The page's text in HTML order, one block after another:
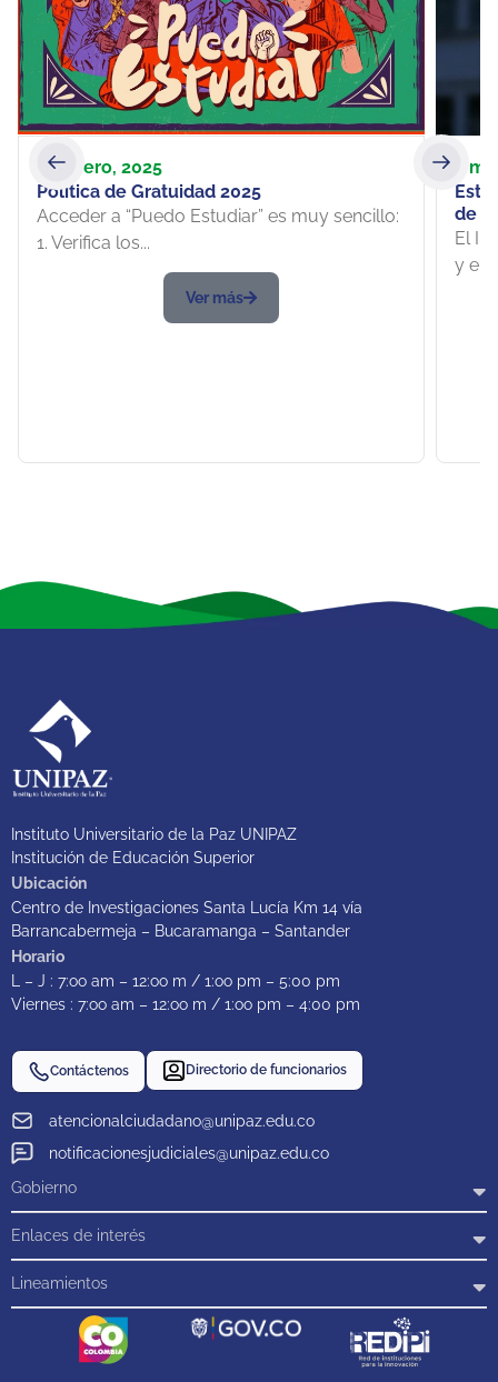
22 enero, 2025
Política de Gratuidad 2025
Acceder a “Puedo Estudiar” es muy sencillo:
1. Verifica los...
Ver más
7
Este
de
El
y el
Instituto Universitario de la Paz UNIPAZ
Institución de Educación Superior
Ubicación
Centro de Investigaciones Santa Lucía Km 14 vía
Barrancabermeja – Bucaramanga – Santander
Horario
L – J : 7:oo am – 12:oo m / 1:oo pm – 5:00 pm
Viernes : 7:oo am – 12:oo m / 1:oo pm – 4:00 pm
atencionalciudadano@unipaz.edu.co
notificacionesjudiciales@unipaz.edu.co
Contáctenos Directorio de funcionarios
Gobierno
Enlaces de interés
Lineamientos